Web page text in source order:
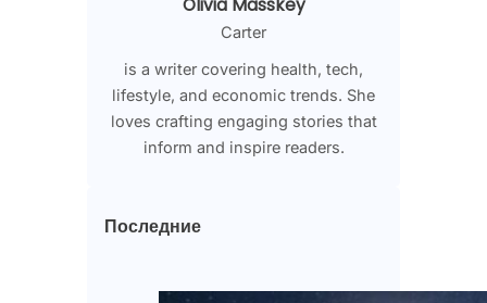
Olivia Masskey
Carter
is a writer covering health, tech,
lifestyle, and economic trends. She
loves crafting engaging stories that
inform and inspire readers.
Последние